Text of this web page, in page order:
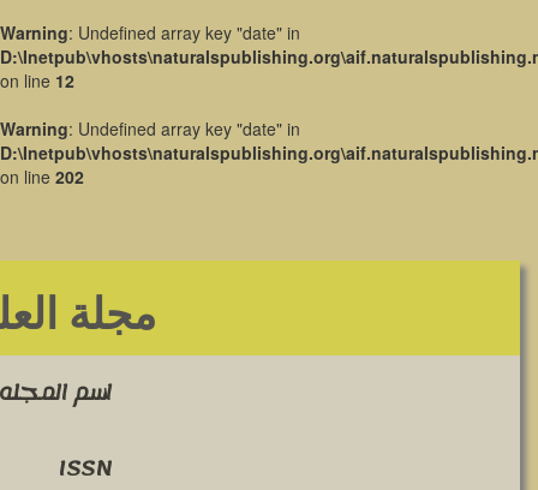
Warning: Undefined array key "date" in
on line 12
Warning: Undefined array key "date" in
on line 202
مجلة
اسم المجله
ISSN